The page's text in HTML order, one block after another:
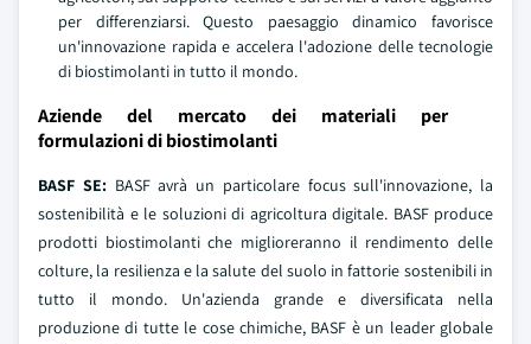
per differenziarsi. Questo paesaggio dinamico favorisce
un'innovazione rapida e accelera l'adozione delle tecnologie
di biostimolanti in tutto il mondo.
Aziende del mercato dei materiali per
formulazioni di biostimolanti
BASF SE: BASF avrà un particolare focus sull'innovazione, la
sostenibilità e le soluzioni di agricoltura digitale. BASF produce
prodotti biostimolanti che miglioreranno il rendimento delle
colture, la resilienza e la salute del suolo in fattorie sostenibili in
tutto il mondo. Un'azienda grande e diversificata nella
produzione di tutte le cose chimiche, BASF è un leader globale